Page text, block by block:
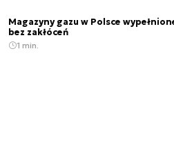
Magazyny gazu w Polsce
bez zakłóceń
1 min.